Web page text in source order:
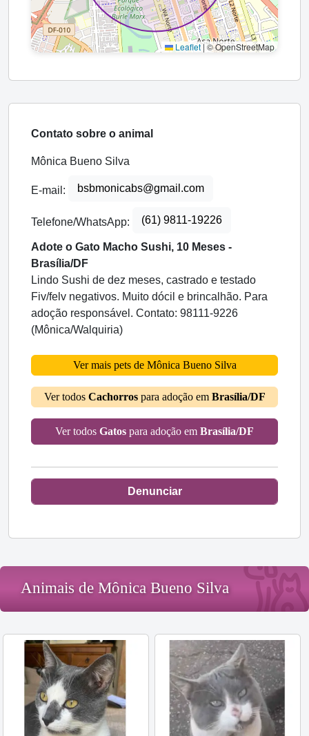
Leaflet|© OpenStreetMap
Contato sobre o animal
Mônica Bueno Silva
E-mail: bsbmonicabs@gmail.com
Telefone/WhatsApp: (61) 9811-19226
Adote o Gato Macho Sushi, 10 Meses -
Brasília/DF
Lindo Sushi de dez meses, castrado e testado
Fiv/felv negativos. Muito dócil e brincalhão. Para
adoção responsável. Contato: 98111-9226
(Mônica/Walquiria)
Ver mais pets de Mônica Bueno Silva
Ver todos Cachorrospara adoção em Brasília/DF
Ver todos Gatos para adoção em Brasília/DF
Denunciar
Animais de Mônica Bueno Silva